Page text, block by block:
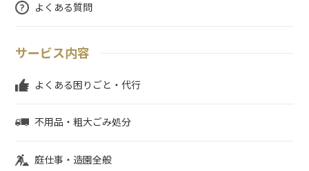
よくある質問
サービス内容
よくある困りごと・代行
不用品・粗大ごみ処分
庭仕事・造園全般